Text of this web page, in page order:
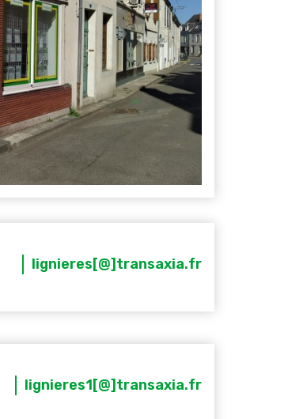
lignieres[@]transaxia.fr
lignieres1[@]transaxia.fr